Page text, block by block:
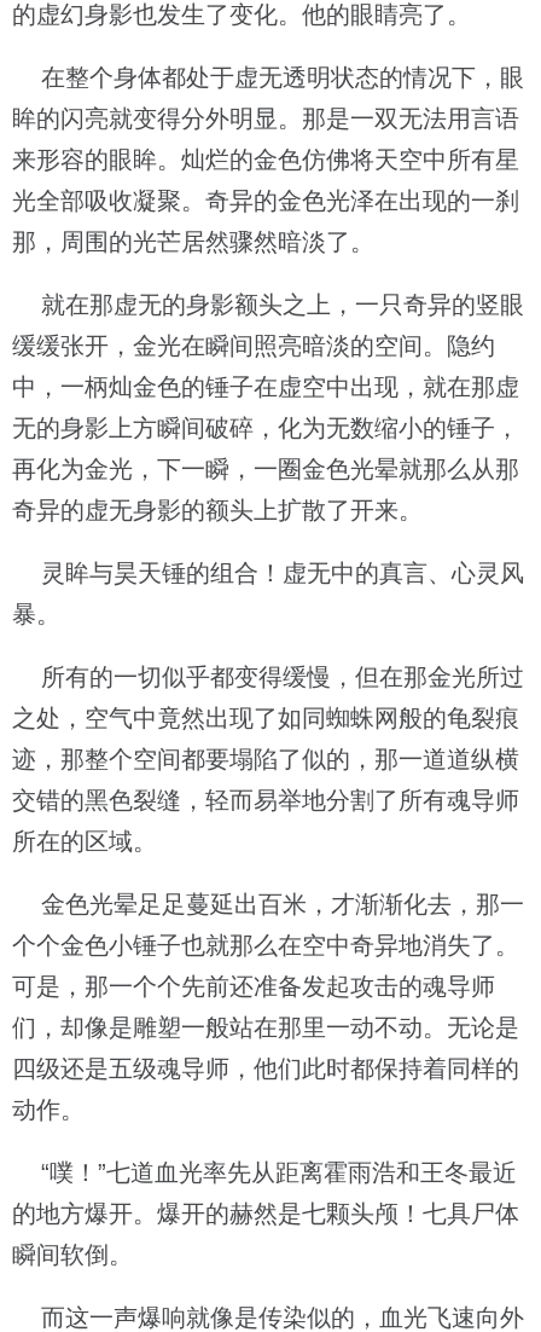
的虚幻身影也发生了变化。他的眼睛亮了。
在整个身体都处于虚无透明状态的情况下，眼
眸的闪亮就变得分外明显。那是一双无法用言语
来形容的眼眸。灿烂的金色仿佛将天空中所有星
光全部吸收凝聚。奇异的金色光泽在出现的一刹
那，周围的光芒居然骤然暗淡了。
就在那虚无的身影额头之上，一只奇异的竖眼
缓缓张开，金光在瞬间照亮暗淡的空间。隐约
中，一柄灿金色的锤子在虚空中出现，就在那虚
无的身影上方瞬间破碎，化为无数缩小的锤子，
再化为金光，下一瞬，一圈金色光晕就那么从那
奇异的虚无身影的额头上扩散了开来。
灵眸与昊天锤的组合！虚无中的真言、心灵风
暴。
所有的一切似乎都变得缓慢，但在那金光所过
之处，空气中竟然出现了如同蜘蛛网般的龟裂痕
迹，那整个空间都要塌陷了似的，那一道道纵横
交错的黑色裂缝，轻而易举地分割了所有魂导师
所在的区域。
金色光晕足足蔓延出百米，才渐渐化去，那一
个个金色小锤子也就那么在空中奇异地消失了。
可是，那一个个先前还准备发起攻击的魂导师
们，却像是雕塑一般站在那里一动不动。无论是
四级还是五级魂导师，他们此时都保持着同样的
动作。
“噗！”七道血光率先从距离霍雨浩和王冬最近
的地方爆开。爆开的赫然是七颗头颅！七具尸体
瞬间软倒。
而这一声爆响就像是传染似的，血光飞速向外